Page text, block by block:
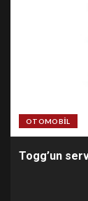
OTOMOBIL
Togg’un